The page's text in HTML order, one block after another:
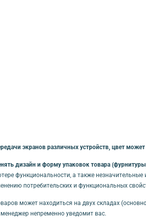
экранов различных устройств, цвет
дизайн и форму упаковок товара
функциональности, а также
потребительских и функциональных
может находиться на двух складах
непременно уведомит вас.